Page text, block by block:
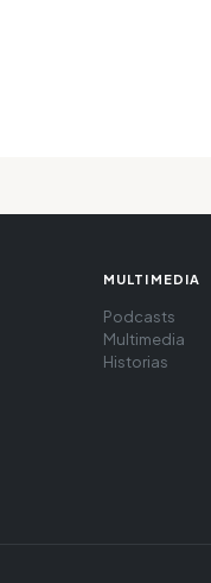
MULTIMEDIA
Podcasts
Multimedia
Historias